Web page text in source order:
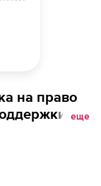
на право
еще